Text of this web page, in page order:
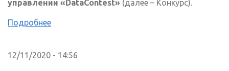
управлении «DataContest» (далее – Конкурс).
Подробнее
12/11/2020 - 14:56